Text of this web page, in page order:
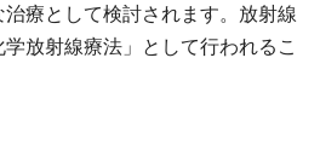
療として検討されます。放射線
放射線療法」として行われるこ